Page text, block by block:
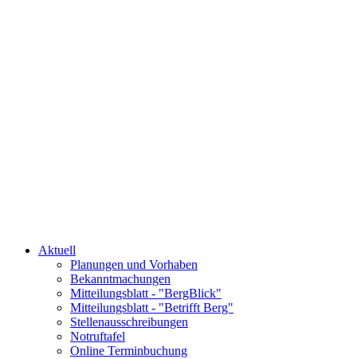
Aktuell
Planungen und Vorhaben
Bekanntmachungen
Mitteilungsblatt - "BergBlick"
Mitteilungsblatt - "Betrifft Berg"
Stellenausschreibungen
Notruftafel
Online Terminbuchung